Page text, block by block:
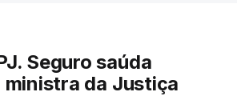
de droga.
Seguro saúda
da Justiça